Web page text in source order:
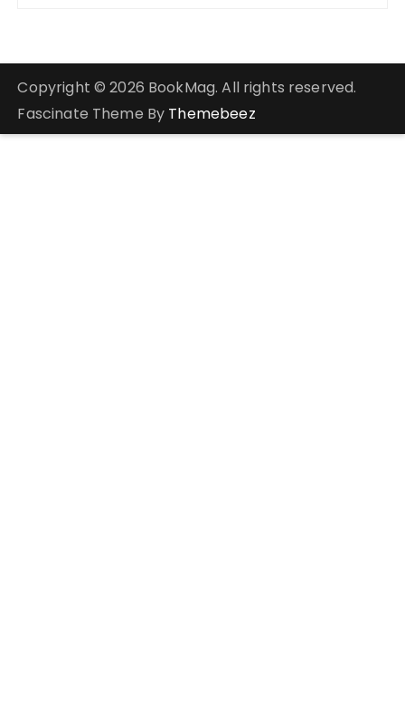
Copyright © 2026 BookMag. All rights reserved.
Fascinate Theme By Themebeez